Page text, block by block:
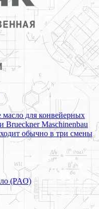
для конвейерных
Maschinenbau
обычно в три смены
(PAO)